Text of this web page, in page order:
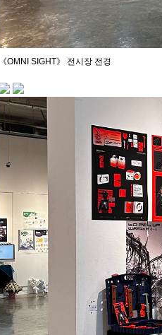
《OMNI SIGHT》 전시장 전경